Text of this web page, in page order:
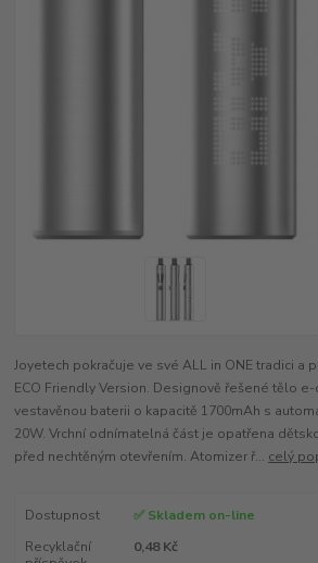
Joyetech pokračuje ve své ALL in ONE tradici a
ECO Friendly Version. Designově řešené tělo
vestavěnou baterii o kapacitě 1700mAh s
20W. Vrchní odnímatelná část je opatřena
před nechtěným otevřením. Atomizer ř... celý
Dostupnost
✅ Skladem on-line
Recyklační
0,48 Kč